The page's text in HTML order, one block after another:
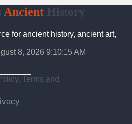
Ancient History
for ancient history, ancient art,
8, 2026 9:10:16 AM
Terms and